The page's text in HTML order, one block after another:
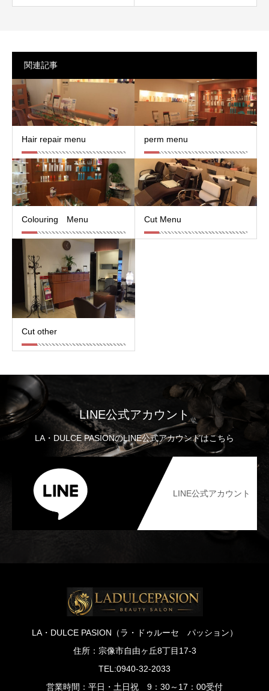
関連記事
Hair repair menu perm menu
Colouring Menu Cut Menu
Cut other
LINE公式アカウント
LA・DULCE PASIONのLINE公式アカウントはこちら
LINE公式アカウント
LA・DULCE PASION（ラ・ドゥルーセ パッション）
住所：宗像市自由ヶ丘8丁目17-3
TEL:0940-32-2033
営業時間：平日・土日祝 9：30～17：00受付